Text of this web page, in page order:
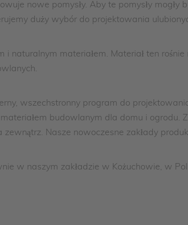
nowe pomysły. Aby te pomysły
duży wybór do projektowania
naturalnym materiałem. Materiał ten
wszechstronny program do
budowlanym dla domu i ogrodu.
Nasze nowoczesne zakłady
w naszym zakładzie w Kożuchowie, w